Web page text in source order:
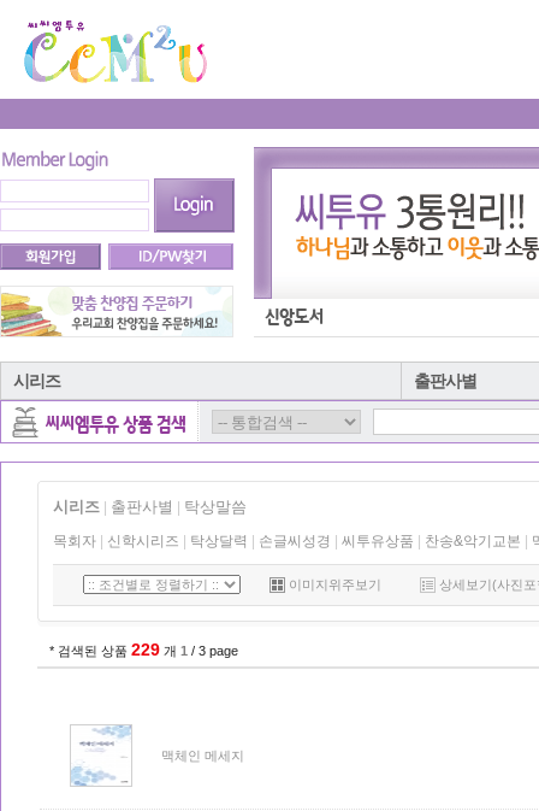
시리즈 출판사별
시리즈 출판사별 탁상말씀
목회자 신학시리즈 탁상달력 손글씨성경 씨투유상품 찬송&악기교본
이미지위주보기 상세보기(사진
* 검색된 상품 229 개 1 / 3 page
맥체인 메세지